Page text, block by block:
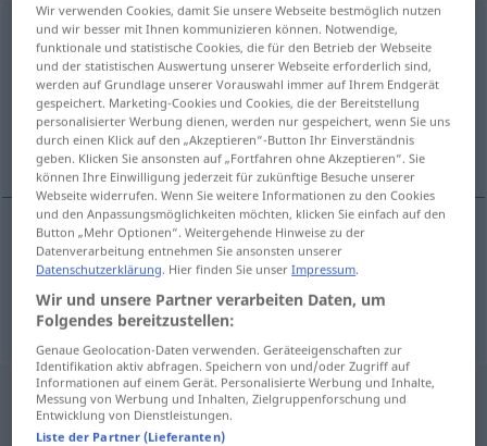
bljunuti <-nem>(-vati )
Übersicht aller Übersetzungen
(Für mehr Details die Übersetzung anklicken/antippen)
sich übergeben, erbrechen
sichübergeben bljunuti
erbrechen bljunuti
Wir verwenden Cookies, damit Sie unsere Webseite bestmöglich nutzen
und wir besser mit Ihnen kommunizieren können. Notwendige,
funktionale und statistische Cookies, die für den Betrieb der Webseite
und der statistischen Auswertung unserer Webseite erforderlich sind,
werden auf Grundlage unserer Vorauswahl immer auf Ihrem Endgerät
gespeichert. Marketing-Cookies und Cookies, die der Bereitstellung
personalisierter Werbung dienen, werden nur gespeichert, wenn Sie uns
durch einen Klick auf den „Akzeptieren“-Button Ihr Einverständnis
geben. Klicken Sie ansonsten auf „Fortfahren ohne Akzeptieren“. Sie
können Ihre Einwilligung jederzeit für zukünftige Besuche unserer
Webseite widerrufen. Wenn Sie weitere Informationen zu den Cookies
und den Anpassungsmöglichkeiten möchten, klicken Sie einfach auf den
Button „Mehr Optionen“. Weitergehende Hinweise zu der
Datenverarbeitung entnehmen Sie ansonsten unserer
Datenschutzerklärung. Hier finden Sie unserImpressum.
Wir und unsere Partner verarbeiten Daten, um
Folgendes bereitzustellen:
Genaue Geolocation-Daten verwenden. Geräteeigenschaften zur
Identifikation aktiv abfragen. Speichern von und/oder Zugriff auf
Informationen auf einem Gerät. Personalisierte Werbung und Inhalte,
Messung von Werbung und Inhalten, Zielgruppenforschung und
Entwicklung von Dienstleistungen.
Liste der Partner (Lieferanten)